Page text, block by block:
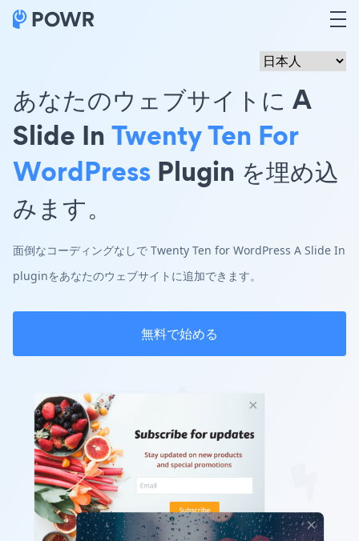
あなたのウェブサイトに A
Slide InTwenty Ten For
WordPress Plugin を埋め込
みます。
面倒なコーディングなしで Twenty Ten for WordPress A Slide In
pluginをあなたのウェブサイトに追加できます。
無料で始める